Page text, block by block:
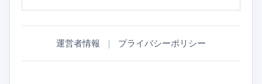
運営者情報 ｜ プライバシーポリシー